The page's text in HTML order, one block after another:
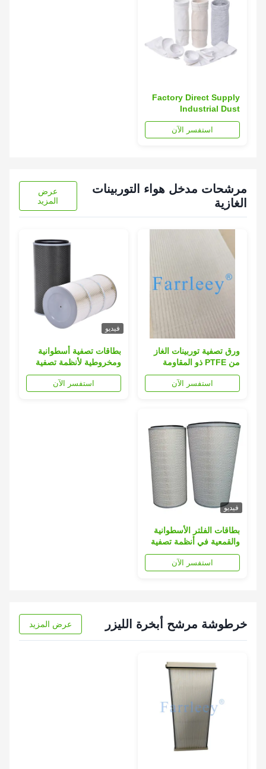
Factory Direct Supply
Industrial Dust
Collector Filter Bag
with 1 Year Warranty
استفسر الآن
مرشحات مدخل هواء التوربينات
الغازية
عرض
المزيد
ورق تصفية توربينات الغاز
من PTFE ذو المقاومة
العالية للرطوبة وفعالية
استفسر الآن
فيديو
بطاقات تصفية أسطوانية
ومخروطية لأنظمة تصفية
الهواء في توربينات الغاز
استفسر الآن
فيديو
بطاقات الفلتر الأسطوانية
والقمعية في أنظمة تصفية
الهواء في توربينات الغاز
استفسر الآن
خرطوشة مرشح أبخرة الليزر عرض المزيد